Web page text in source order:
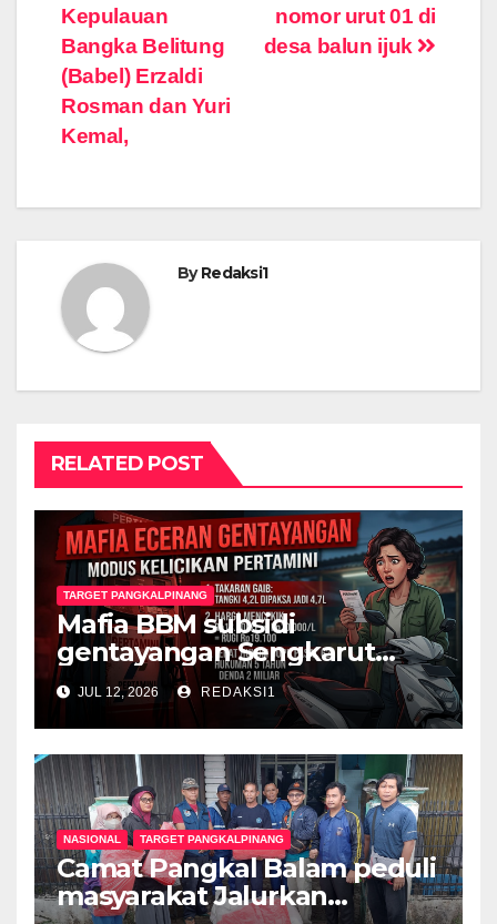
nomor urut 01 di
desa balun ijuk
Kepulauan
Bangka Belitung
(Babel) Erzaldi
Rosman dan Yuri
Kemal,
ByRedaksi1
RELATED POST
TARGET PANGKALPINANG
Mafia BBM subsidi
gentayangan Sengkarut
Pertalite Pertamini Jerat
Yamaha Gear 125, Konsumen
Diperas, Hukum Harus
Bertindak
JUL 12, 2026 REDAKSI1
NASIONAL TARGET PANGKALPINANG
Camat Pangkal Balam peduli
masyarakat Jalurkan